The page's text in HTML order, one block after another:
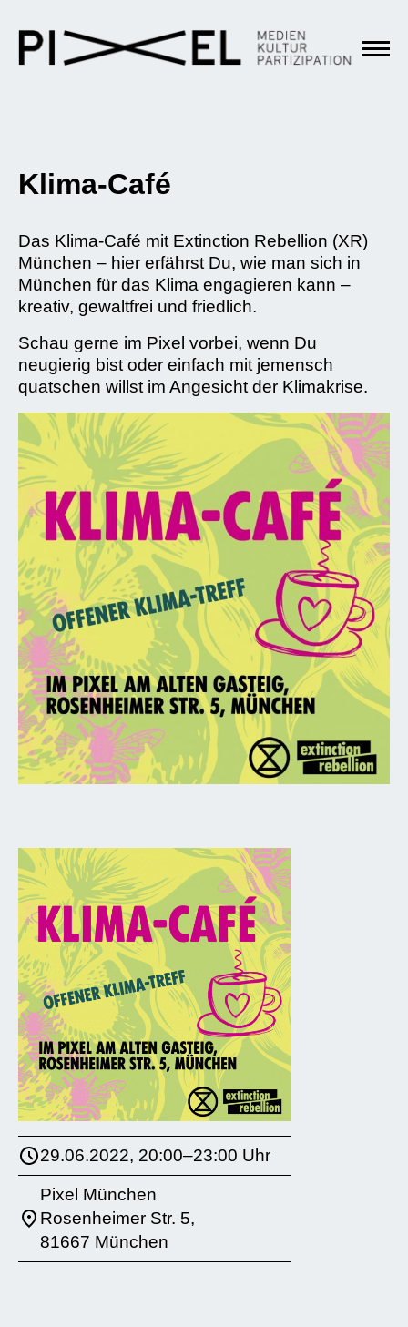
Klima-Café
Das Klima-Café mit Extinction Rebellion (XR)
München – hier erfährst Du, wie man sich in
München für das Klima engagieren kann –
kreativ, gewaltfrei und friedlich.
Schau gerne im Pixel vorbei, wenn Du
neugierig bist oder einfach mit jemensch
quatschen willst im Angesicht der Klimakrise.
29.06.2022, 20:00–23:00 Uhr
Pixel München
Rosenheimer Str. 5,
81667 München